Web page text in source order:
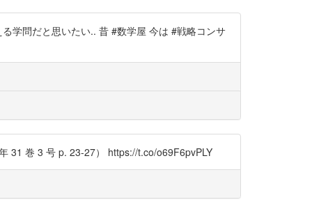
学問だと思いたい.. 昔 #数学屋 今は #戦略コンサ
31 巻 3 号 p. 23-27） https://t.co/o69F6pvPLY